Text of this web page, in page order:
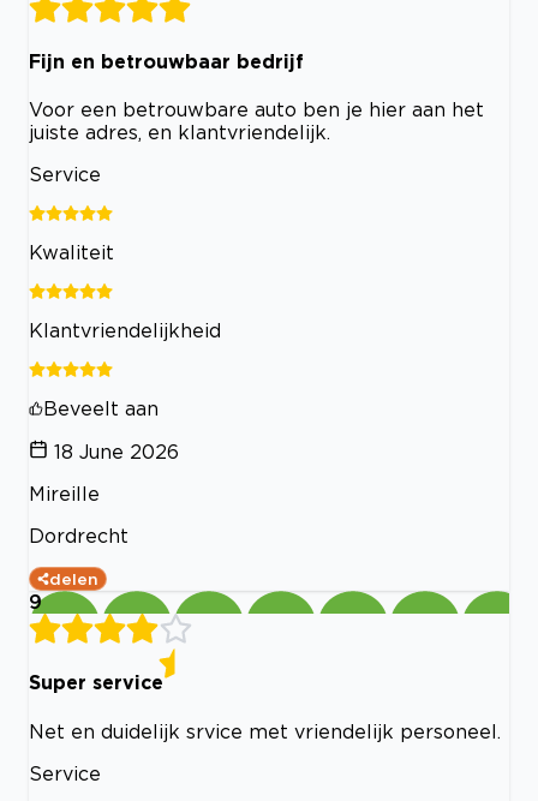
Fijn en betrouwbaar bedrijf
Voor een betrouwbare auto ben je hier aan het
juiste adres, en klantvriendelijk.
Service
Kwaliteit
Klantvriendelijkheid
Beveelt aan
18 June 2026
Mireille
Dordrecht
delen
9
Super service
Net en duidelijk srvice met vriendelijk personeel.
Service